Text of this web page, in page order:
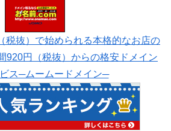
税抜）で始められる本格的なお店の
920円（税抜）からの格安ドメイン
ス─ムームードメイン─